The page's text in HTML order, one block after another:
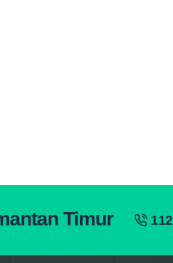
Timur 112